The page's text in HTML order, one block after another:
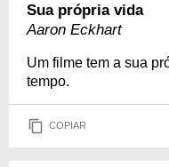
Sua própria vida
Aaron Eckhart
Um filme tem a sua
tempo.
COPIAR